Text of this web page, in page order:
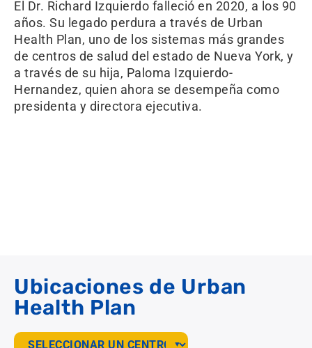
El Dr. Richard Izquierdo falleció en 2020, a los 90
años. Su legado perdura a través de Urban
Health Plan, uno de los sistemas más grandes
de centros de salud del estado de Nueva York, y
a través de su hija, Paloma Izquierdo-
Hernandez, quien ahora se desempeña como
presidenta y directora ejecutiva.
Ubicaciones de Urban
Health Plan